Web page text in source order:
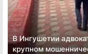
В Ингушетии
крупном